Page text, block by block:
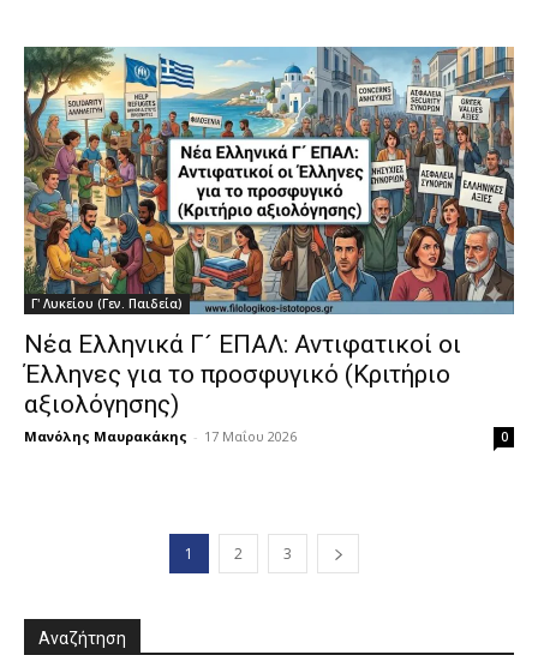
Γ' Λυκείου (Γεν. Παιδεία)
Νέα Ελληνικά Γ´ ΕΠΑΛ: Αντιφατικοί οι
Έλληνες για το προσφυγικό (Κριτήριο
αξιολόγησης)
Μανόλης Μαυρακάκης - 17 Μαΐου 2026 0
1 2 3
Αναζήτηση